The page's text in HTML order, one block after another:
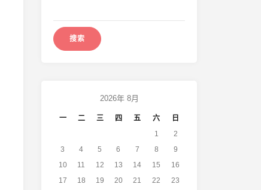
2026年 8月
一 二 三 四 五 六
日
1
2
3
4 5 6 7 8
9
10
11 12 13 14 15
16
17
18 19 20 21 22
23